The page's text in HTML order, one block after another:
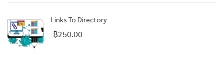
Links To Directory
฿250.00